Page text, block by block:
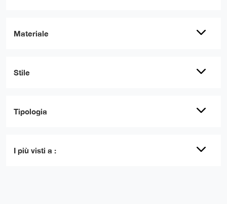
Materiale
Stile
Tipologia
I più visti a :